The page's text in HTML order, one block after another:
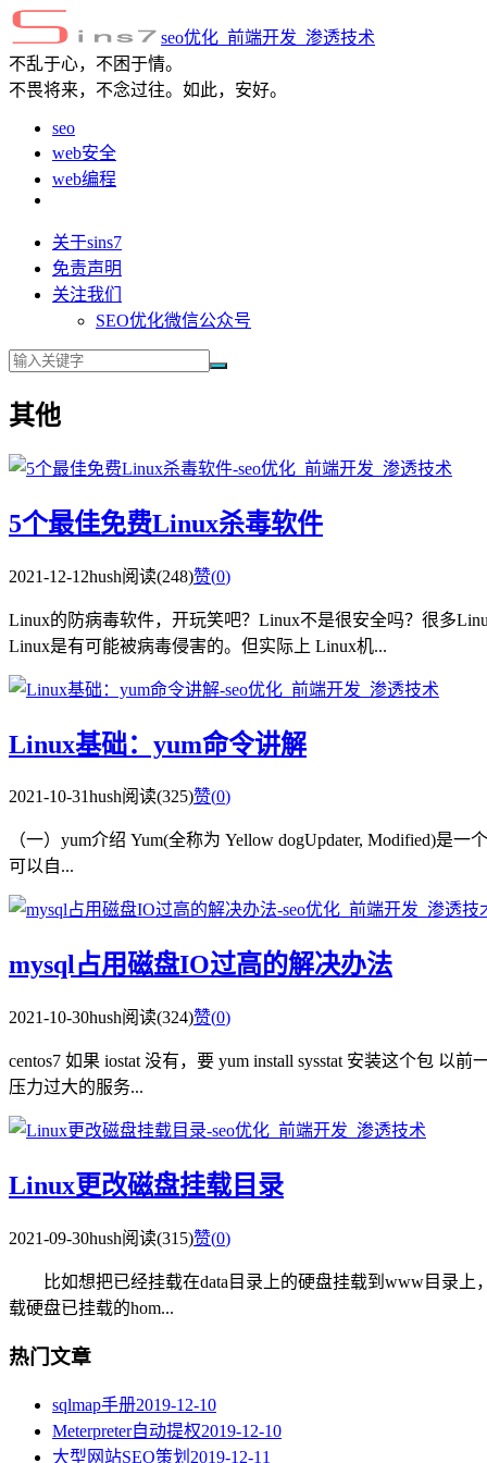
seo优化_前端开发_渗透技术
不乱于心，不困于情。
不畏将来，不念过往。如此，安好。
seo
web安全
web编程
关于sins7
免责声明
关注我们
SEO优化微信公众号
其他
5个最佳免费Linux杀毒软件
2021-12-12hush阅读(248)赞(0)
Linux的防病毒软件，开玩笑吧？Linux不是很安全吗？很多
Linux是有可能被病毒侵害的。但实际上 Linux机...
Linux基础：yum命令讲解
2021-10-31hush阅读(325)赞(0)
（一）yum介绍 Yum(全称为 Yellow dogUpdater, Modified)是
可以自...
mysql占用磁盘IO过高的解决办法
2021-10-30hush阅读(324)赞(0)
centos7 如果 iostat 没有，要 yum install sysstat 安装这个包
压力过大的服务...
Linux更改磁盘挂载目录
2021-09-30hush阅读(315)赞(0)
比如想把已经挂载在data目录上的硬盘挂载到www目录上，
载硬盘已挂载的hom...
热门文章
sqlmap手册2019-12-10
Meterpreter自动提权2019-12-10
大型网站SEO策划 2019-12-11